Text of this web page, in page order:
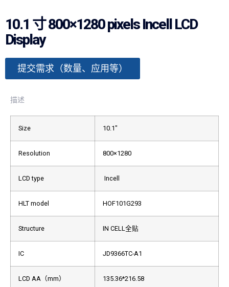
10.1 寸 800×1280 pixels Incell LCD
Display
提交需求（数量、应用等）
描述
Size 10.1″
Resolution 800×1280
LCD type Incell
HLT model HOF101G293
Structure IN CELL全贴
IC JD9366TC-A1
LCD AA（mm） 135.36*216.58